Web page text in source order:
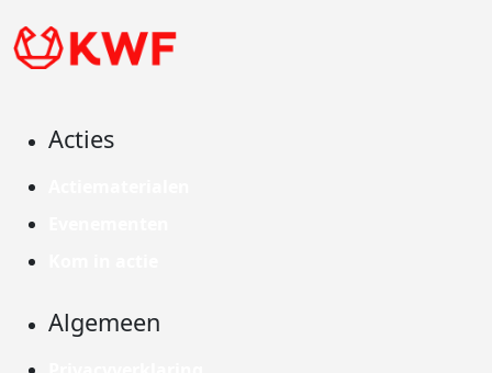
Acties
Algemeen